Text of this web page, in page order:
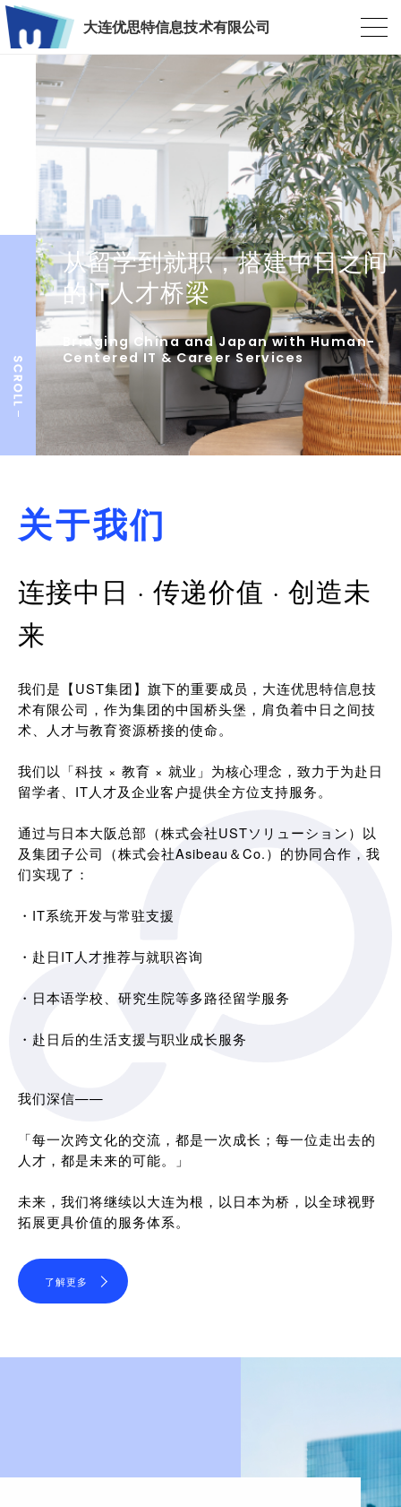
大连优思特信息技术有限公司
从留学到就职，搭建中日之间
的IT人才桥梁
Bridging China and Japan with Human-
Centered IT & Career Services
关于我们
连接中日 · 传递价值 · 创造未
来
我们是【UST集团】旗下的重要成员，大连优思特信息技
术有限公司，作为集团的中国桥头堡，肩负着中日之间技
术、人才与教育资源桥接的使命。
我们以「科技 × 教育 × 就业」为核心理念，致力于为赴日
留学者、IT人才及企业客户提供全方位支持服务。
通过与日本大阪总部（株式会社USTソリューション）以
及集团子公司（株式会社Asibeau＆Co.）的协同合作，我
们实现了：
・IT系统开发与常驻支援
・赴日IT人才推荐与就职咨询
・日本语学校、研究生院等多路径留学服务
・赴日后的生活支援与职业成长服务
我们深信——
「每一次跨文化的交流，都是一次成长；每一位走出去的
人才，都是未来的可能。」
未来，我们将继续以大连为根，以日本为桥，以全球视野
拓展更具价值的服务体系。
了解更多